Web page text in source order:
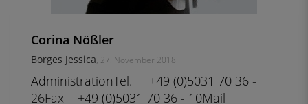
Corina Nößler
Borges Jessica, 27. November 2018
AdministrationTel. +49 (0)5031 70 36 -
26Fax +49 (0)5031 70 36 - 10Mail